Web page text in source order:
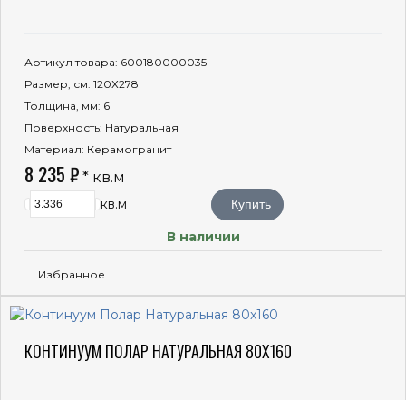
Артикул товара: 600180000035
Размер, см: 120Х278
Толщина, мм: 6
Поверхность: Натуральная
Материал: Керамогранит
8 235 ₽ * кв.м
кв.м Купить
В наличии
Избранное
КОНТИНУУМ ПОЛАР НАТУРАЛЬНАЯ 80X160